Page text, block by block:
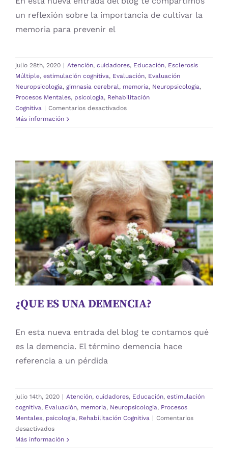
Carrito
un reflexión sobre la importancia de cultivar la
memoria para prevenir el
julio 28th, 2020 | Atención, cuidadores, Educación, Esclerosis
Múltiple, estimulación cognitiva, Evaluación, Evaluación
Neuropsicología, gimnasia cerebral, memoria, Neuropsicologia,
Procesos Mentales, psicologia, Rehabilitación
Cognitiva | Comentarios desactivadosen
PROTEGE
TU
MEMORIA
Más información
¿QUE ES UNA DEMENCIA?
Atención cuidadores Educación estimulación
cognitiva Evaluación memoria Neuropsicologia
Procesos Mentales psicologia Rehabilitación Cognitiva
¿QUE ES UNA DEMENCIA?
En esta nueva entrada del blog te contamos qué
es la demencia. El término demencia hace
referencia a un pérdida
julio 14th, 2020 | Atención, cuidadores, Educación, estimulación
cognitiva, Evaluación, memoria, Neuropsicologia, Procesos
Mentales, psicologia, Rehabilitación Cognitiva | Comentarios
desactivadosen
¿QUE
Más información